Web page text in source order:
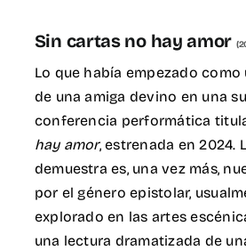
EN
Sin cartas no hay amor
Lo que había empezado
de una amiga devino en una
conferencia performática
hay amor, estrenada en 2024.
demuestra es, una vez más,
por el género epistolar,
explorado en las artes
una lectura dramatizada de